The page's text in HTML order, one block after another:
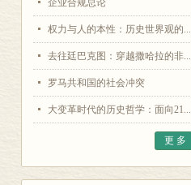
企业合规总论
权力与人的本性：历史世界观的...
去往廷巴克图：穿越撒哈拉的非...
罗马共和国的社会冲突
大变革时代的历史哲学：面向21...
更 多